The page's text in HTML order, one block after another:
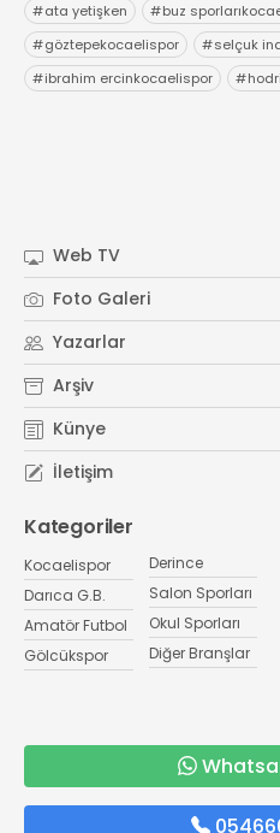
#ata yetişken #buz
#göztepekocaelispor #selçuk
#ibrahim ercinkocaelispor #
Web TV
Foto Galeri
Yazarlar
Arşiv
Künye
İletişim
Kategoriler
Kocaelispor
Darıca G.B.
Amatör Futbol
Gölcükspor
Derince
Salon Sporları
Okul Sporları
Diğer Branşlar